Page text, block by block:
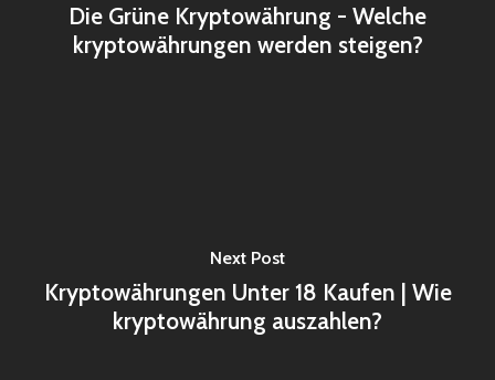
Die Grüne Kryptowährung - Welche
kryptowährungen werden steigen?
Next Post
Kryptowährungen Unter 18 Kaufen | Wie
kryptowährung auszahlen?